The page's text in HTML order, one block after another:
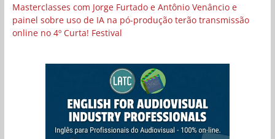
Masterclasses com Jorge Furtado e Antônio Venâncio e
painel sobre uso de IA na pó-produção terão transmissão
online no 4º Curta! Festival